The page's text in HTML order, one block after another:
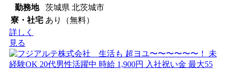
勤務地
茨城県 北茨城市
寮・社宅 あり（無料）
詳しく
見る